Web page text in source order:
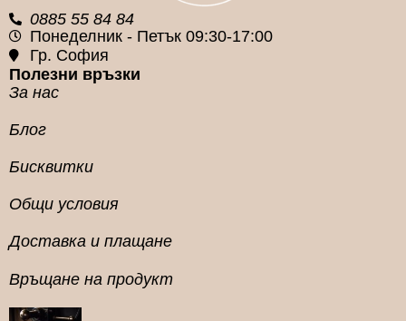
0885 55 84 84
Понеделник - Петък 09:30-17:00
Гр. София
Полезни връзки
За нас
Блог
Бисквитки
Общи условия
Доставка и плащане
Връщане на продукт